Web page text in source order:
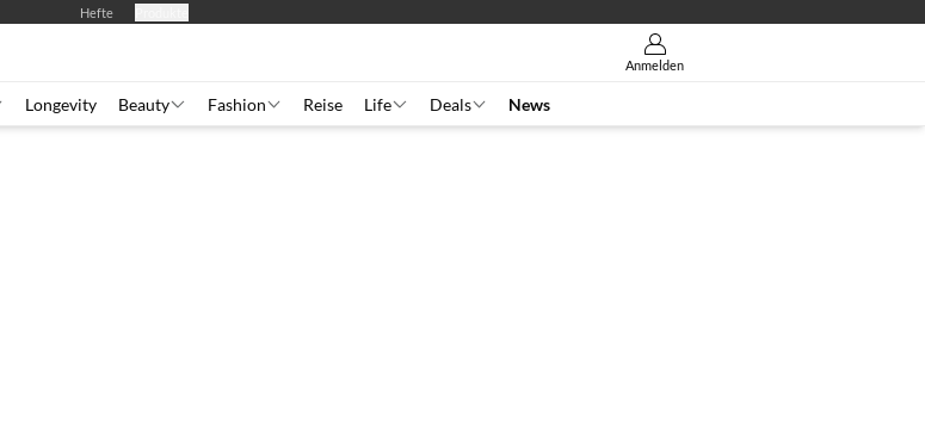
Hefte
Anmelden
Longevity Beauty Fashion Reise Life Deals News